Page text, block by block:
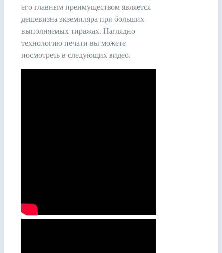
его главным преимуществом является
дешевизна экземпляра при больших
выполняемых тиражах. Наглядно
технологию печати вы можете
посмотреть в следующих видео.